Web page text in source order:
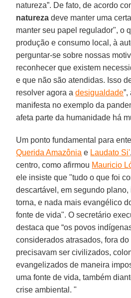
natureza”. De fato, de acordo
natureza deve manter uma
manter seu papel regulador", o
produção e consumo local, à
perguntar-se sobre nossas
reconhecer que existem
e que não são atendidas. Isso
resolver agora adesigualdade
manifesta no exemplo da
afeta parte da humanidade há
Um ponto fundamental para
Querida Amazônia e Laudato Si'
centro, como afirmou Mauricio
ele insiste que "tudo o que foi
descartável, em segundo
torna, e nada mais evangélico
fonte de vida". O secretário
destaca que “os povos
considerados atrasados, fora
precisavam ser civilizados,
evangelizados de maneira
uma fonte de vida, também
crise ambiental. "